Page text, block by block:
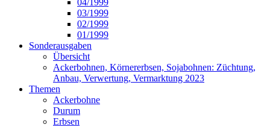
04/1999
03/1999
02/1999
01/1999
Sonderausgaben
Übersicht
Ackerbohnen, Körnererbsen, Sojabohnen: Züchtung,
Anbau, Verwertung, Vermarktung 2023
Themen
Ackerbohne
Durum
Erbsen